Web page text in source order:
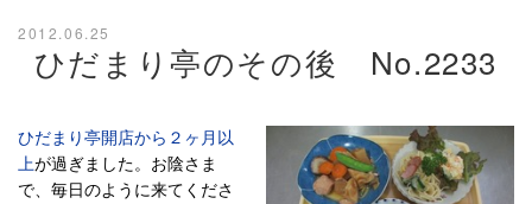
2012.06.25
ひだまり亭のその後 No.2233
ひだまり亭開店から２ヶ月以
上が過ぎました。お陰さま
で、毎日のように来てくださ